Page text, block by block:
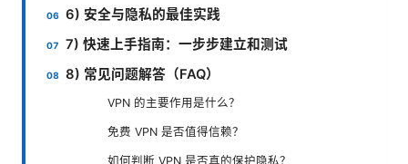
6) 安全与隐私的最佳实践
7) 快速上手指南：一步步建立和测试
8) 常见问题解答（FAQ）
VPN 的主要作用是什么？
免费 VPN 是否值得信赖？
如何判断 VPN 是否真的保护隐私？